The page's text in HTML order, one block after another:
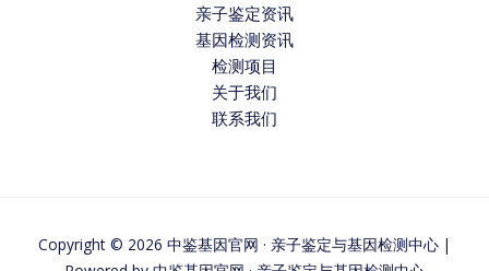
亲子鉴定资讯
基因检测资讯
检测项目
关于我们
联系我们
Copyright © 2026 中鉴基因官网 · 亲子鉴定与基因检测中心 |